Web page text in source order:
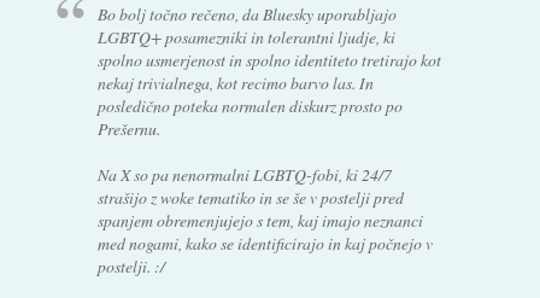
Bo bolj točno rečeno, da Bluesky uporabljajo
LGBTQ+ posamezniki in tolerantni ljudje, ki
spolno usmerjenost in spolno identiteto tretirajo kot
nekaj trivialnega, kot recimo barvo las. In
posledično poteka normalen diskurz prosto po
Prešernu.
Na X so pa nenormalni LGBTQ-fobi, ki 24/7
strašijo z woke tematiko in se še v postelji pred
spanjem obremenjujejo s tem, kaj imajo neznanci
med nogami, kako se identificirajo in kaj počnejo v
postelji. :/